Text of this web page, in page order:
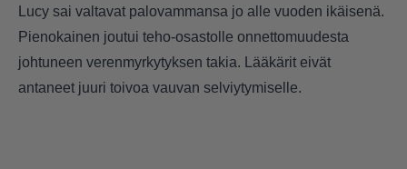
Lucy sai valtavat palovammansa jo alle vuoden ikäisenä.
Pienokainen joutui teho-osastolle onnettomuudesta
johtuneen verenmyrkytyksen takia. Lääkärit eivät
antaneet juuri toivoa vauvan selviytymiselle.